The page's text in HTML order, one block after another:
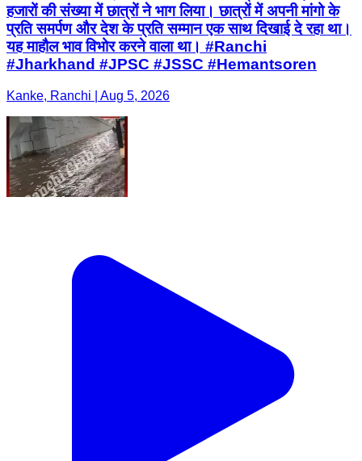
हजारों की संख्या में छात्रों ने भाग लिया। छात्रों में अपनी मांगो के
प्रति समर्पण और देश के प्रति सम्मान एक साथ दिखाई दे रहा था।
यह माहौल भाव विभोर करने वाला था। #Ranchi
#Jharkhand #JPSC #JSSC #Hemantsoren
Kanke, Ranchi | Aug 5, 2026